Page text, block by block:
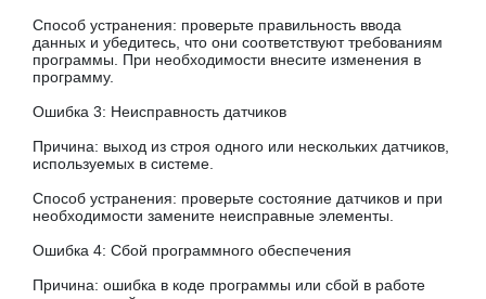
Способ устранения: проверьте правильность ввода
данных и убедитесь, что они соответствуют требованиям
программы. При необходимости внесите изменения в
программу.
Ошибка 3: Неисправность датчиков
Причина: выход из строя одного или нескольких датчиков,
используемых в системе.
Способ устранения: проверьте состояние датчиков и при
необходимости замените неисправные элементы.
Ошибка 4: Сбой программного обеспечения
Причина: ошибка в коде программы или сбой в работе